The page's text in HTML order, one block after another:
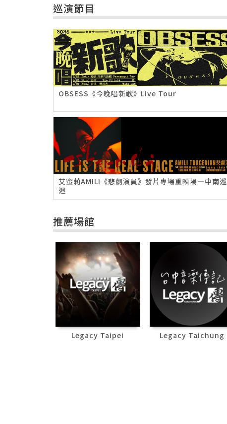
巡演節目
OBSESS《今晚唱新歌》Live Tour
艾蜜莉AMILI《悲劇演員》發片專場重映場—中南巡
迴
推薦場館
Legacy Taipei Legacy Taichung